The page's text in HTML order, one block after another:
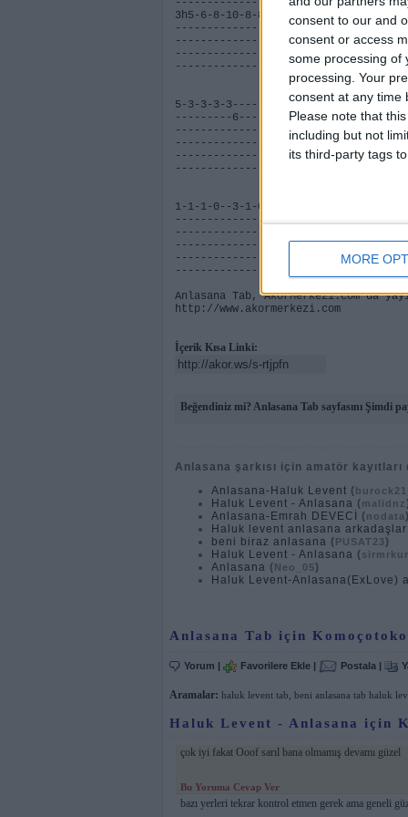
consent to our and
consent or access
some processing of
processing. Your
consent at any time
Please note that
including but not
its third-party tags
MORE
3h5-6-8-10-8-8------5-5-6-5-8-6-5-
--------------------------------------
5-3-3-3-3-----5-3-3-3-3----3-5-1-
---------6-------------6--
--------------------------------------
1-1-1-0--3-1-
--------------
Anlasana Tab, AkorMerkezi.com'da
http://www.akormerkezi.com
İçerik Kısa Linki:
Beğendiniz mi? Anlasana Tab sayfasını Şimdi
Anlasana şarkısı için amatör kayıtları
Anlasana-Haluk Levent (
Haluk Levent - Anlasana (malidnz)
Anlasana-Emrah DEVECİ
(nodata)
Haluk levent anlasana arkadaşlar
beni biraz anlasana (PUSAT23)
Haluk Levent - Anlasana (
Anlasana (Neo_05)
Haluk Levent-Anlasana(ExLove)
Anlasana Tab için
Yorum | Favorilere Ekle | Postala |
Aramalar: haluk levent tab beni anlasana tab haluk
Haluk Levent - Anlasana için
çok iyi fakat Ooof sarıl bana olmamış devamı güzel
Bu Yoruma Cevap Ver
bazı yerleri tekrar kontrol etmen gerek ama geneli